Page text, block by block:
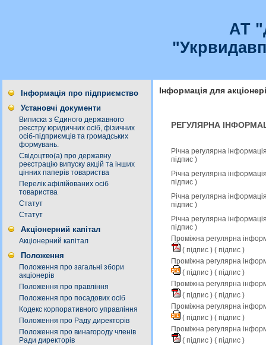
АТ
Інформація про підприємство
Установчі документи
Виписка з Єдиного державного
реєстру юридичних осіб, фізичних
осіб-підприємців та громадських
формувань.
Свідоцтво(а) про державну
реєстрацію випуску акцій та інших
цінних паперів товариства
Перелік афілійованих осіб
товариства
Статут
Статут
Акціонерний капітал
Акціонерний капітал
Положення
Положення про загальні збори
акціонерів
Положення про правління
Положення про посадових осіб
Кодекс корпоративного управління
Положення про Раду директорів
Положення про винагороду членів
Ради директорів
Інформація для
РЕГУЛЯРНА
Річна регулярна
підпис )
Річна регулярна
підпис )
Річна регулярна
підпис )
Річна регулярна
підпис )
Проміжна регулярна
( підпис ) ( підпис )
Проміжна регулярна
( підпис ) ( підпис )
Проміжна регулярна
( підпис ) ( підпис )
Проміжна регулярна
( підпис ) ( підпис )
Проміжна регулярна
( підпис ) ( підпис )